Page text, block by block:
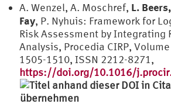
A. Wenzel, A. Moschref, L.
Fay, P. Nyhuis: Framework for
Risk Assessment by Integrating
Analysis, Procedia CIRP,
1505-1510, ISSN 2212-8271,
https://doi.org/10.1016/